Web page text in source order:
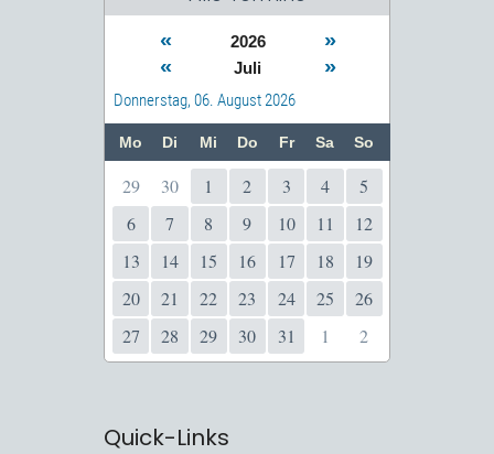
« 2026
»
«
Juli »
Donnerstag, 06. August 2026
Mo Di Mi Do Fr Sa So
29 30 1 2 3 4
5
6
7 8 9 10 11
12
13
14 15 16 17 18
19
20
21 22 23 24 25
26
27
28 29 30 31 1 2
Quick-Links